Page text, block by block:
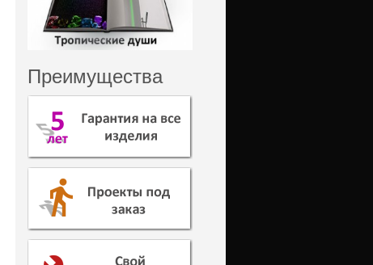
Преимущества